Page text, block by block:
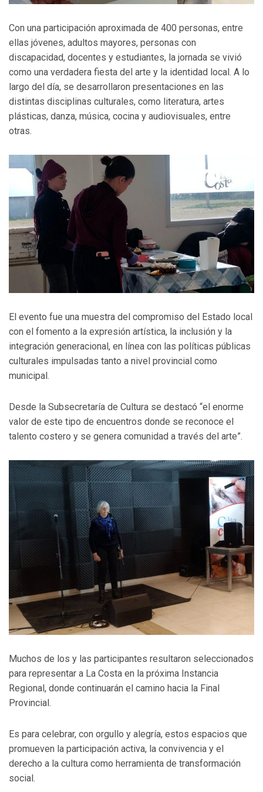
Con una participación aproximada de 400 personas, entre
ellas jóvenes, adultos mayores, personas con
discapacidad, docentes y estudiantes, la jornada se vivió
como una verdadera fiesta del arte y la identidad local. A lo
largo del día, se desarrollaron presentaciones en las
distintas disciplinas culturales, como literatura, artes
plásticas, danza, música, cocina y audiovisuales, entre
otras.
El evento fue una muestra del compromiso del Estado local
con el fomento a la expresión artística, la inclusión y la
integración generacional, en línea con las políticas públicas
culturales impulsadas tanto a nivel provincial como
municipal.
Desde la Subsecretaría de Cultura se destacó “el enorme
valor de este tipo de encuentros donde se reconoce el
talento costero y se genera comunidad a través del arte”.
Muchos de los y las participantes resultaron seleccionados
para representar a La Costa en la próxima Instancia
Regional, donde continuarán el camino hacia la Final
Provincial.
Es para celebrar, con orgullo y alegría, estos espacios que
promueven la participación activa, la convivencia y el
derecho a la cultura como herramienta de transformación
social.